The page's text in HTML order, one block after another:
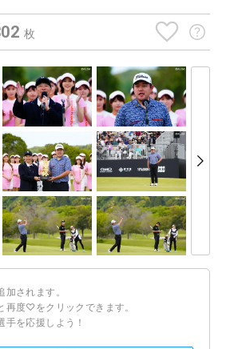
枚
加されます。
再度♡をクリックできます。
手を応援しよう！